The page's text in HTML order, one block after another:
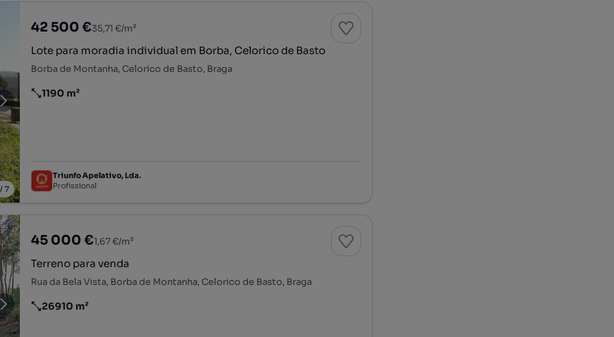
7
42 500 €35,71 €/m²
Lote para moradia individual em Borba, Celorico de Basto
Borba de Montanha, Celorico de Basto, Braga
Preço por metro quadrado
1190 m²
Triunfo Apelativo, Lda.
Profissional
45 000 €1,67 €/m²
Terreno para venda
Rua da Bela Vista, Borba de Montanha, Celorico de Basto, Braga
Preço por metro quadrado
26910 m²